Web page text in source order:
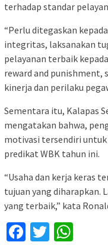
terhadap standar
“Perlu ditegaskan
integritas, laksanakan
pelayanan terbaik
reward and punishment,
kinerja dan perilaku
Sementara itu, Kalapas
mengatakan bahwa,
motivasi tersendiri
predikat WBK tahun ini.
“Usaha dan kerja keras
tujuan yang diharapkan.
yang terbaik,” kata
Facebook
Twitter